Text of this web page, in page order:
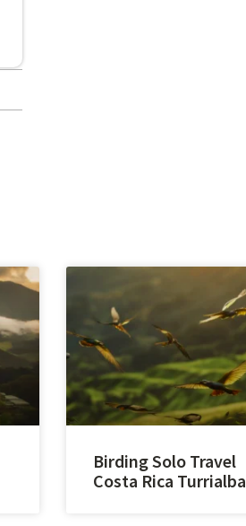
Birding Solo Travel
Costa Rica Turrialba